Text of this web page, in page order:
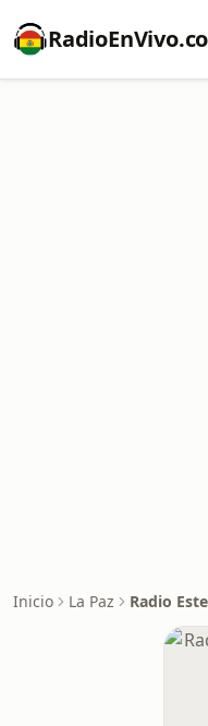
Inicio La Paz Radio